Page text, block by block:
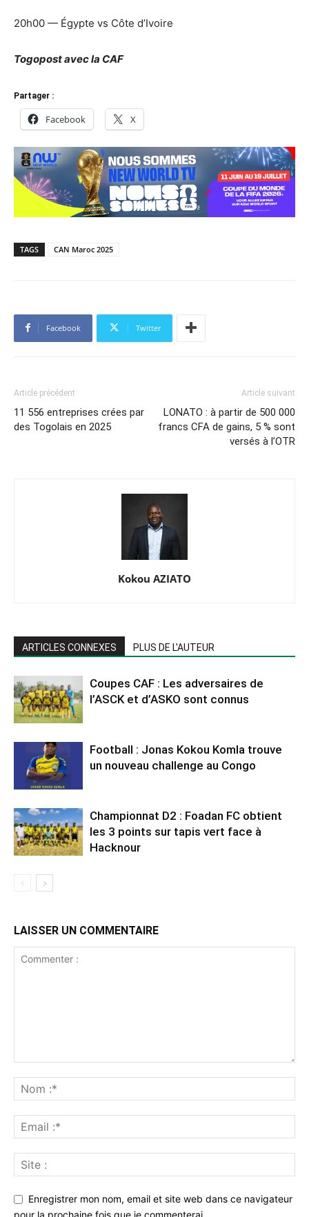
20h00 — Égypte vs Côte d’Ivoire
Togopost avec la CAF
Partager :
Facebook X
TAGS CAN Maroc 2025
Facebook Twitter
Article précédent
11 556 entreprises crées par
des Togolais en 2025
Article suivant
LONATO : à partir de 500 000
francs CFA de gains, 5 % sont
versés à l’OTR
Kokou AZIATO
ARTICLES CONNEXES PLUS DE L'AUTEUR
Coupes CAF : Les adversaires de
l’ASCK et d’ASKO sont connus
Football : Jonas Kokou Komla trouve
un nouveau challenge au Congo
Championnat D2 : Foadan FC obtient
les 3 points sur tapis vert face à
Hacknour
LAISSER UN COMMENTAIRE
Enregistrer mon nom, email et site web dans ce navigateur